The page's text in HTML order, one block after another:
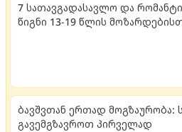
7 სათავგადასავლო და
წიგნი 13-19 წლის
ბავშვთან ერთად მოგზაურობა:
გავემგზავროთ პირველად